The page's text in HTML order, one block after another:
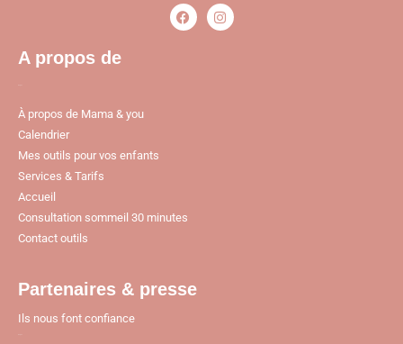
A propos de
À propos de Mama & you
Calendrier
Mes outils pour vos enfants
Services & Tarifs
Accueil
Consultation sommeil 30 minutes
Contact outils
Partenaires & presse
Ils nous font confiance